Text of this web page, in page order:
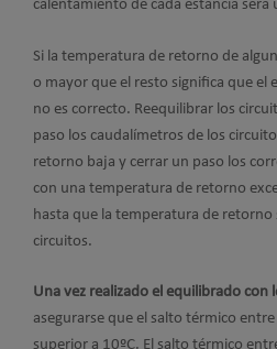
calentamiento de cada estancia será
Si la temperatura de retorno de
o mayor que el resto significa que el
no es correcto. Reequilibrar los
paso los caudalímetros de los
retorno baja y cerrar un paso los
con una temperatura de retorno
hasta que la temperatura de retorno
circuitos.
Una vez realizado el equilibrado con
asegurarse que el salto térmico
superior a 10ºC. El salto térmico